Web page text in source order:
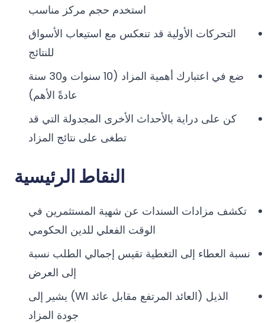
استخدم حجم مركز مناسب
التحركات الأولية قد تنعكس مع استيعاب الأسواق
للنتائج
ضع في اعتبارك أهمية المزاد (10 سنوات و30 سنة
عادةً الأهم)
كن على دراية بالأحداث الأخرى المجدولة التي قد
تطغى على نتائج المزاد
النقاط الرئيسية
تكشف مزادات السندات عن شهية المستثمرين في
الوقت الفعلي للدين الحكومي
نسبة العطاء إلى التغطية تقيس إجمالي الطلب نسبة
إلى العرض
الذيل (العائد المرتفع مقابل عائد WI) يشير إلى
جودة المزاد